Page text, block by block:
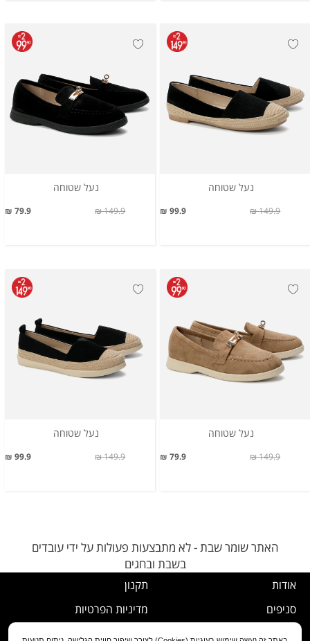
נעל שטוחה
99.9 ₪ 149.9 ₪
נעל שטוחה
79.9 ₪ 149.9 ₪
נעל שטוחה
79.9 ₪ 149.9 ₪
נעל שטוחה
99.9 ₪ 149.9 ₪
האתר שומר שבת - לא מתבצעות פעולות על ידי עובדים
בשבת ובחגים
אודות
סניפים
תקנון
מדיניות הפרטיות
נוהל ביטול עסקה